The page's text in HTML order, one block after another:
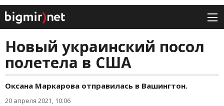
Новый украинский посол
полетела в США
Оксана Маркарова отправилась в Вашингтон.
20 апреля 2021, 10:06